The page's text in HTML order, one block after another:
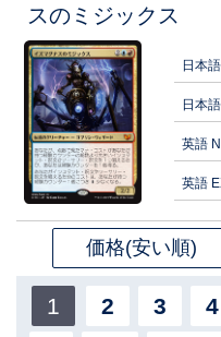
スのミジックス
日本
日本
英語
英語
価格(安い順)
1 2 3 4